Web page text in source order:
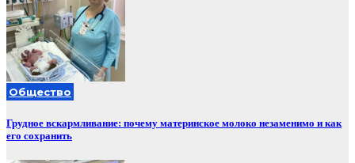
Общество
Грудное вскармливание: почему материнское молоко незаменимо и как
его сохранить